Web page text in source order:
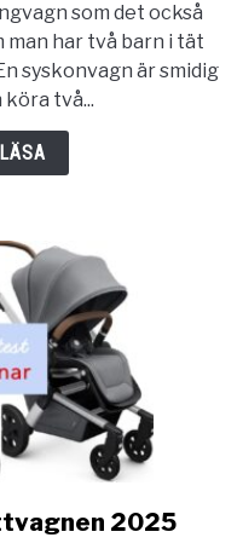
som det också
man har två barn i tät
syskonvagn är smidig
köra två...
2025